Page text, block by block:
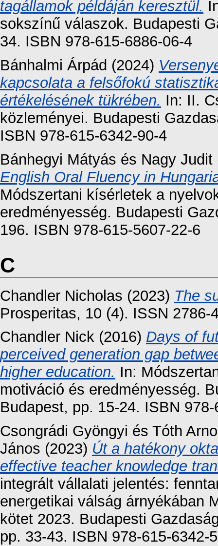
tagállamok példáján keresztül.
sokszínű válaszok. Budapesti
34. ISBN 978-615-6886-06-4
Bánhalmi Árpád (2024)
kapcsolata a felsőfokú
értékelésének tükrében. In: II.
közleményei. Budapesti
ISBN 978-615-6342-90-4
Bánhegyi Mátyás és Nagy Judit
English Oral Fluency in
Módszertani kísérletek a
eredményesség. Budapesti
196. ISBN 978-615-5607-22-6
C
Chandler Nicholas (2023) The
Prosperitas, 10 (4). ISSN 2786-
Chandler Nick (2016) Days of
perceived generation gap
higher education. In:
motiváció és eredményesség.
Budapest, pp. 15-24. ISBN
Csongrádi Gyöngyi és Tóth
János (2023) Út a hatékony
effective teacher knowledge
integrált vállalati jelentés:
energetikai válság árnyékában
kötet 2023. Budapesti
pp. 33-43. ISBN 978-615-6342-